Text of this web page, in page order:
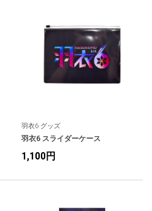
羽衣6 グッズ
羽衣6 スライダーケース
1,100円